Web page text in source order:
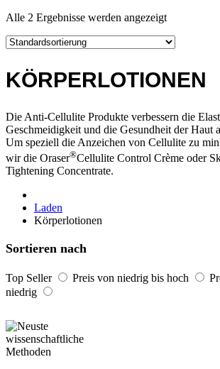
Alle 2 Ergebnisse werden angezeigt
KÖRPERLOTIONEN
Die Anti-Cellulite Produkte verbessern die
Geschmeidigkeit und die Gesundheit der Haut
Um speziell die Anzeichen von Cellulite zu
wir die Oraser®Cellulite Control Crème oder
Tightening Concentrate.
Laden
Körperlotionen
Sortieren nach
Top Seller Preis von niedrig bis hoch
niedrig